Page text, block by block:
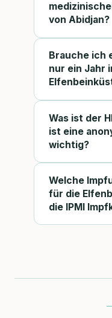
von Abidjan?
Brauche ich
nur ein Jahr
Was ist der
ist eine
wichtig?
Welche
für die
die IPMI